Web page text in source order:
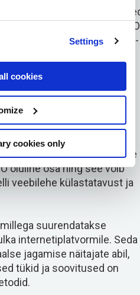
Settings
cookies
cookies only
sõltub suuresti SEO-st.
ja kohapealne
ja lihtsam kasutada, on off-
hotelli veebisaidi
et parandada
võidakse kasutada
ja isegi veebilehe
Võtmesõnade planeerimine
oluline osa ning see võib
veebilehe külastatavust ja
suurendatakse
internetiplatvormile. Seda
jagamise näitajate abil,
tükid ja soovitused on